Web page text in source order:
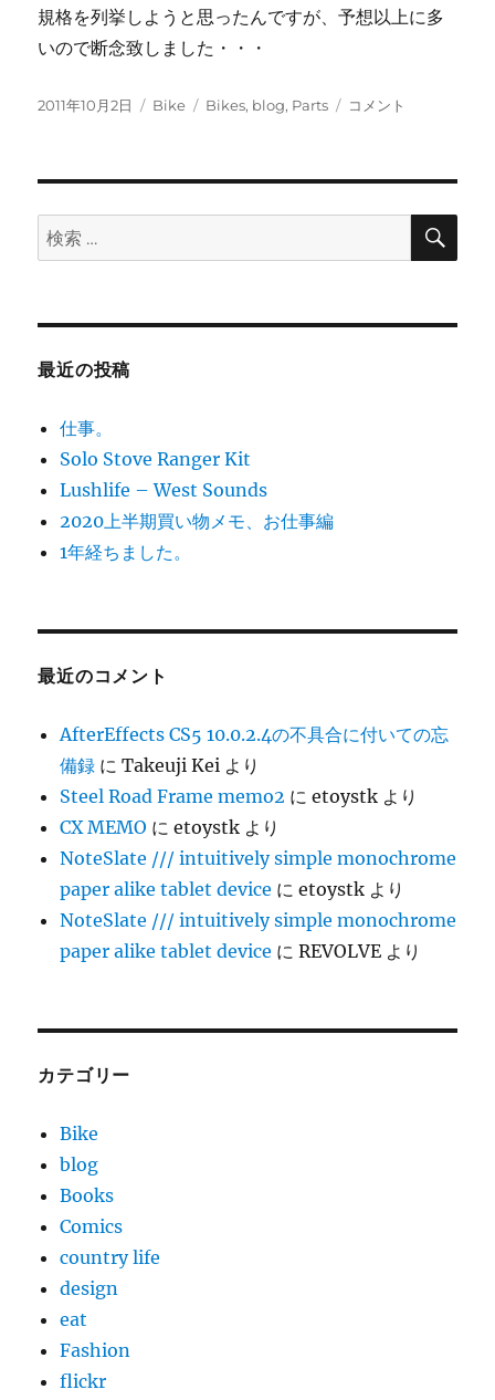
規格を列挙しようと思ったんですが、予想以上に多
いので断念致しました・・・
投
2011年10月2日
カ
Bike
タ
Bikes, blog, Parts
New
コメント
検
索:
検
最近の投稿
仕事。
Solo Stove Ranger Kit
Lushlife – West Sounds
2020上半期買い物メモ、お仕事編
1年経ちました。
最近のコメント
AfterEffects CS5 10.0.2.4の不具合に付いての忘
備録 にTakeuji Kei より
Steel Road Frame memo2 にetoystk より
CX MEMO にetoystk より
NoteSlate /// intuitively simple monochrome
paper alike tablet device にetoystk より
NoteSlate /// intuitively simple monochrome
paper alike tablet device にREVOLVE より
カテゴリー
Bike
blog
Books
Comics
country life
design
eat
Fashion
flickr